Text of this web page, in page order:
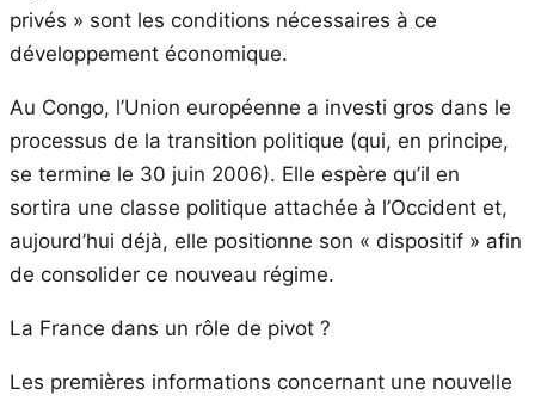
privés » sont les conditions nécessaires à ce
développement économique.
Au Congo, l’Union européenne a investi gros dans le
processus de la transition politique (qui, en principe,
se termine le 30 juin 2006). Elle espère qu’il en
sortira une classe politique attachée à l’Occident et,
aujourd’hui déjà, elle positionne son « dispositif » afin
de consolider ce nouveau régime.
La France dans un rôle de pivot ?
Les premières informations concernant une nouvelle